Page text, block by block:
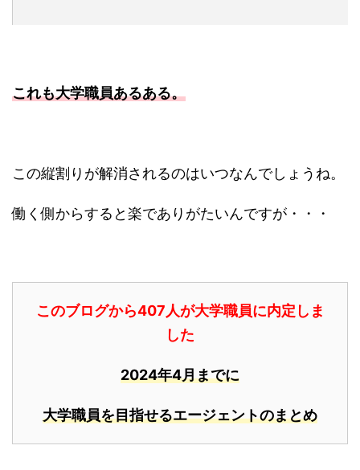
これも大学職員あるある。
この縦割りが解消されるのはいつなんでしょうね。
働く側からすると楽でありがたいんですが・・・
このブログから407人が大学職員に内定しま
した
2024年4月までに
大学職員を目指せるエージェントのまとめ